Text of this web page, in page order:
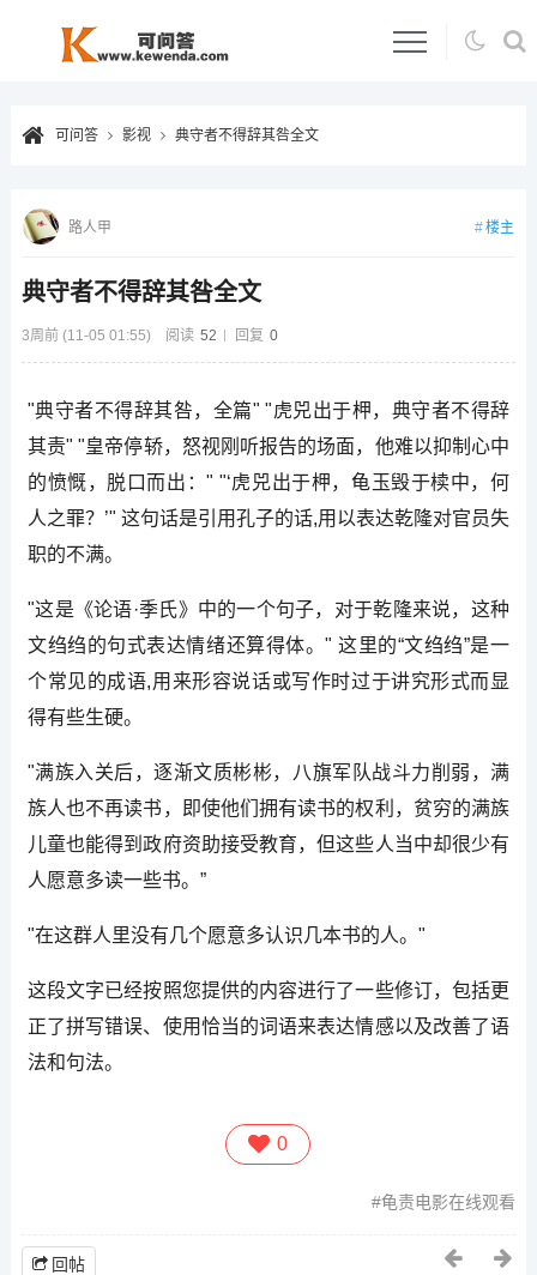
可问答 影视 典守者不得辞其咎全文
典守者不得辞其咎全文
3周前 (11-05 01:55) 阅读 52 回复 0
路人甲 楼主
"典守者不得辞其咎，全篇" "虎兕出于柙，典守者不得辞
其责" "皇帝停轿，怒视刚听报告的场面，他难以抑制心中
的愤慨，脱口而出：" "‘虎兕出于柙，龟玉毁于椟中，何
人之罪？’" 这句话是引用孔子的话,用以表达乾隆对官员失
职的不满。
"这是《论语·季氏》中的一个句子，对于乾隆来说，这种
文绉绉的句式表达情绪还算得体。" 这里的“文绉绉”是一
个常见的成语,用来形容说话或写作时过于讲究形式而显
得有些生硬。
"满族入关后，逐渐文质彬彬，八旗军队战斗力削弱，满
族人也不再读书，即使他们拥有读书的权利，贫穷的满族
儿童也能得到政府资助接受教育，但这些人当中却很少有
人愿意多读一些书。”
"在这群人里没有几个愿意多认识几本书的人。"
这段文字已经按照您提供的内容进行了一些修订，包括更
正了拼写错误、使用恰当的词语来表达情感以及改善了语
法和句法。
0
龟责电影在线观看
回帖